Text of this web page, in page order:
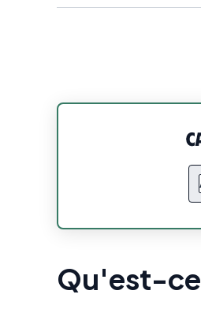
Qu'est-ce